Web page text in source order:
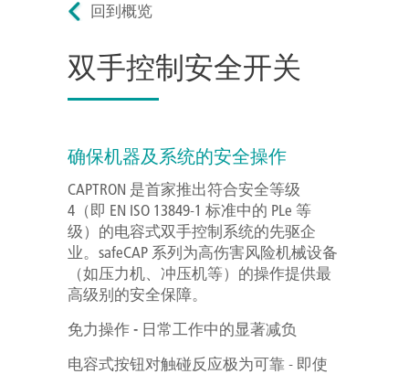
回到概览
双手控制安全开关
确保机器及系统的安全操作
CAPTRON 是首家推出符合安全等级
4（即 EN ISO 13849-1 标准中的 PLe 等
级）的电容式双手控制系统的先驱企
业。safeCAP 系列为高伤害风险机械设备
（如压力机、冲压机等）的操作提供最
高级别的安全保障。
免力操作 - 日常工作中的显著减负
电容式按钮对触碰反应极为可靠 - 即使